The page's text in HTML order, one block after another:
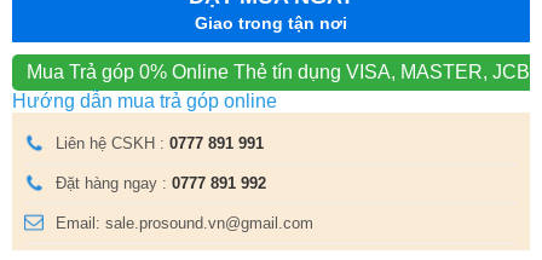
Giao trong tận nơi
Mua Trả góp 0% Online Thẻ tín dụng VISA, MASTER, JCB
Hướng dẫn mua trả góp online
Liên hệ CSKH : 0777 891 991
Đặt hàng ngay : 0777 891 992
Email: sale.prosound.vn@gmail.com